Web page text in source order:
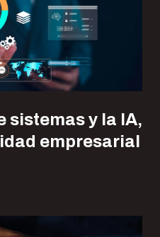
sistemas y la IA,
empresarial